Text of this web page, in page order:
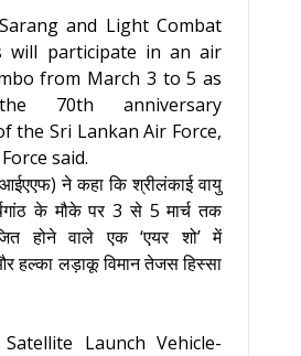
and Light Combat
will participate in an air
from March 3 to 5 as
70th anniversary
the Sri Lankan Air Force,
said.
ने कहा कि श्रीलंकाई वायु
के मौके पर 3 से 5 मार्च तक
होने वाले एक ‘एयर शो’ में
हल्का लड़ाकू विमान तेजस हिस्सा
Launch Vehicle-